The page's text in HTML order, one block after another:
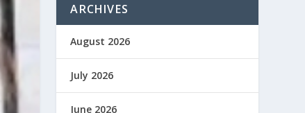
ARCHIVES
August 2026
July 2026
June 2026